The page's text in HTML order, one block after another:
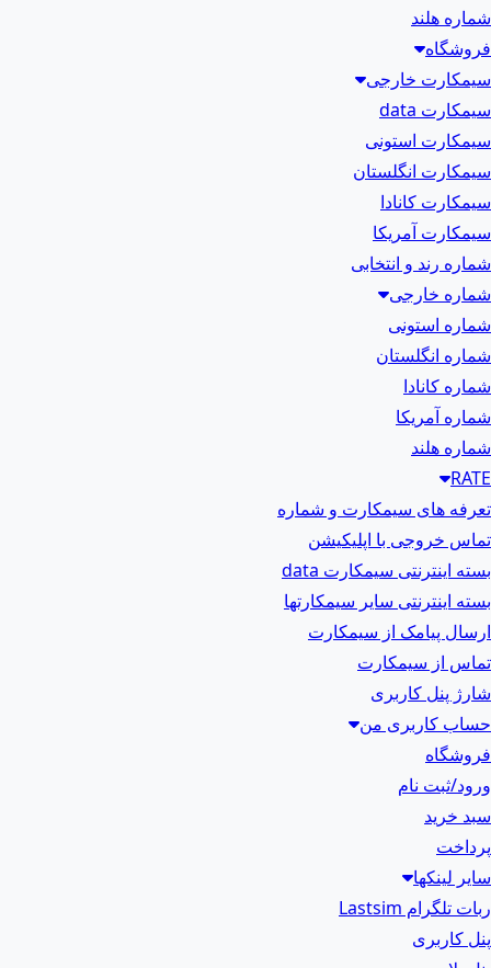
شماره هلند
فروشگاه
سیمکارت خارجی
سیمکارت data
سیمکارت استونی
سیمکارت انگلستان
سیمکارت کانادا
سیمکارت آمریکا
شماره رند و انتخابی
شماره خارجی
شماره استونی
شماره انگلستان
شماره کانادا
شماره آمریکا
شماره هلند
RATE
تعرفه های سیمکارت و شماره
تماس خروجی با اپلیکیشن
بسته اینترنتی سیمکارت data
بسته اینترنتی سایر سیمکارتها
ارسال پیامک از سیمکارت
تماس از سیمکارت
شارژ پنل کاربری
حساب کاربری من
فروشگاه
ورود/ثبت نام
سبد خرید
پرداخت
سایر لینکها
ربات تلگرام Lastsim
پنل کاربری